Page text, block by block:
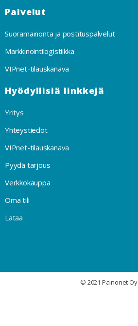
Palvelut
Suoramainonta ja postituspalvelut
Markkinointilogistiikka
VIPnet-tilauskanava
Hyödyllisiä linkkejä
Yritys
Yhteystiedot
VIPnet-tilauskanava
Pyydä tarjous
Verkkokauppa
Oma tili
Lataa
© 2021 Painonet Oy